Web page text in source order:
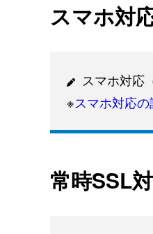
スマホ対
スマホ対応
※スマホ対応の
常時SSL